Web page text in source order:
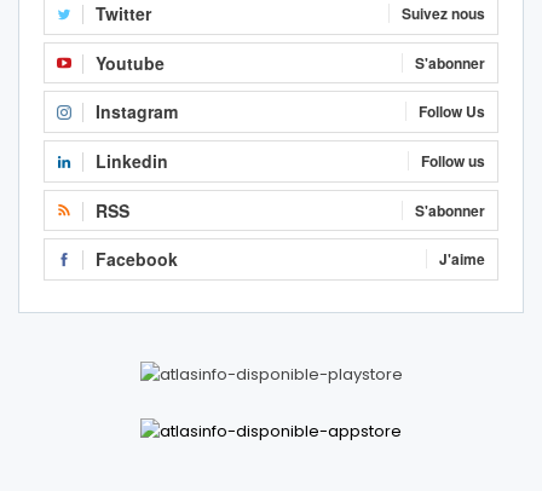
Twitter Suivez nous
Youtube S'abonner
Instagram Follow Us
Linkedin Follow us
RSS S'abonner
Facebook J'aime